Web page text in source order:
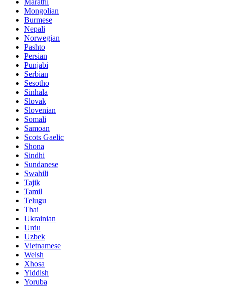
Marathi
Mongolian
Burmese
Nepali
Norwegian
Pashto
Persian
Punjabi
Serbian
Sesotho
Sinhala
Slovak
Slovenian
Somali
Samoan
Scots Gaelic
Shona
Sindhi
Sundanese
Swahili
Tajik
Tamil
Telugu
Thai
Ukrainian
Urdu
Uzbek
Vietnamese
Welsh
Xhosa
Yiddish
Yoruba